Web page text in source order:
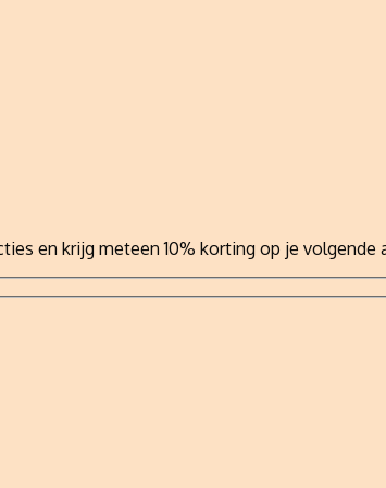
en krijg meteen 10% korting op je volgende